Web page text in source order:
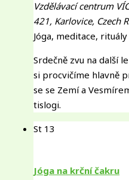
Vzdělávací centrum
421, Karlovice, Czech
Jóga, meditace, rituály
Srdečně zvu na další
si procvičíme hlavně
se se Zemí a
tislogi.
St 13
Jóga na krční čakru